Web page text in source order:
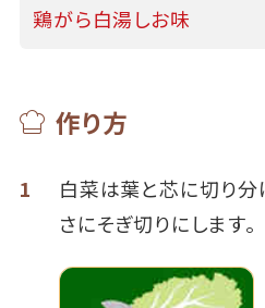
鶏がら白湯しお味
作り方
1
白菜は葉と芯に切り分
さにそぎ切りにします。